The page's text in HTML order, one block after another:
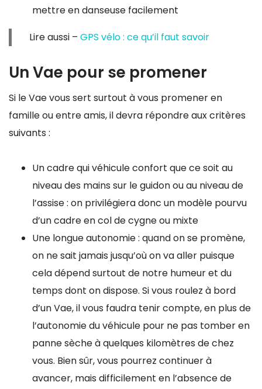
mettre en danseuse facilement
Lire aussi – GPS vélo : ce qu’il faut savoir
Un Vae pour se promener
Si le Vae vous sert surtout à vous promener en
famille ou entre amis, il devra répondre aux critères
suivants :
Un cadre qui véhicule confort que ce soit au
niveau des mains sur le guidon ou au niveau de
l’assise : on privilégiera donc un modèle pourvu
d’un cadre en col de cygne ou mixte
Une longue autonomie : quand on se promène,
on ne sait jamais jusqu’où on va aller puisque
cela dépend surtout de notre humeur et du
temps dont on dispose. Si vous roulez à bord
d’un Vae, il vous faudra tenir compte, en plus de
l’autonomie du véhicule pour ne pas tomber en
panne sèche à quelques kilomètres de chez
vous. Bien sûr, vous pourrez continuer à
avancer, mais difficilement en l’absence de